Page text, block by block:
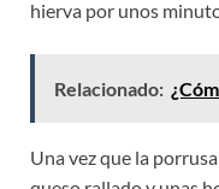
hierva por unos
Relacionado:
Una vez que la